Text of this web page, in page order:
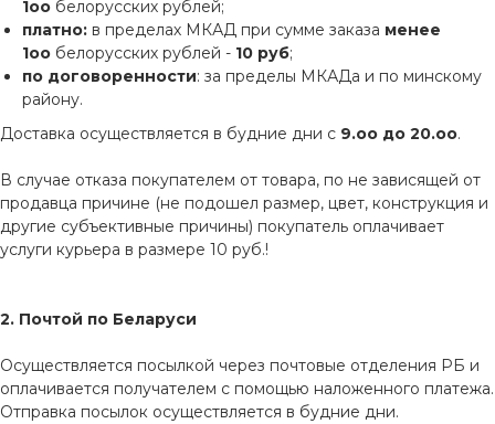
1оо белорусских рублей;
платно: в пределах МКАД при сумме заказа менее
1оо белорусских рублей - 10 руб;
по договоренности: за пределы МКАДа и по минскому
району.
Доставка осуществляется в будние дни с 9.оо до 20.оо.
В случае отказа покупателем от товара, по не зависящей от
продавца причине (не подошел размер, цвет, конструкция и
другие субъективные причины) покупатель оплачивает
услуги курьера в размере 10 руб.!
2. Почтой по Беларуси
Осуществляется посылкой через почтовые отделения РБ и
оплачивается получателем с помощью наложенного платежа.
Отправка посылок осуществляется в будние дни.